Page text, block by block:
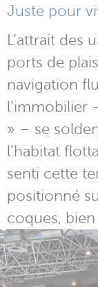
Juste pour
L’attrait des
ports de
navigation
l’immobilier
» – se
l’habitat
senti cette
positionné
coques, bien